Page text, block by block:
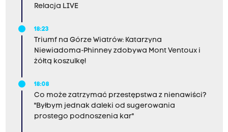
Relacja LIVE
18:23
Triumf na Górze Wiatrów: Katarzyna
Niewiadoma-Phinney zdobywa Mont Ventoux i
żółtą koszulkę!
18:08
Co może zatrzymać przestępstwa z nienawiści?
"Byłbym jednak daleki od sugerowania
prostego podnoszenia kar"